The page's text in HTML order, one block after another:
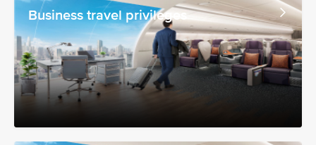
Business travel privileges